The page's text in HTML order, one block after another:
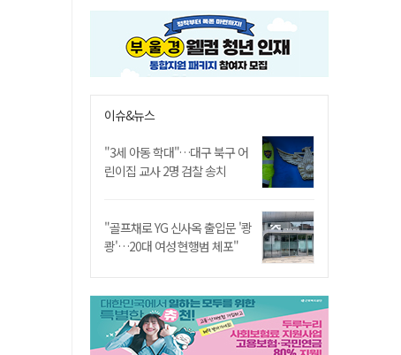
이슈&뉴스
"3세 아동 학대"…대구 북구 어
린이집 교사 2명 검찰 송치
"골프채로 YG 신사옥 출입문 '쾅
쾅'…20대 여성 현행범 체포"